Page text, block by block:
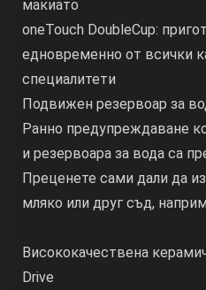
макиато
oneTouch DoubleCup:
едновременно от всички
специалитети
Подвижен резервоар за
Ранно предупреждаване
и резервоара за вода са
Преценете сами дали да
мляко или друг съд,
Висококачествена
Drive